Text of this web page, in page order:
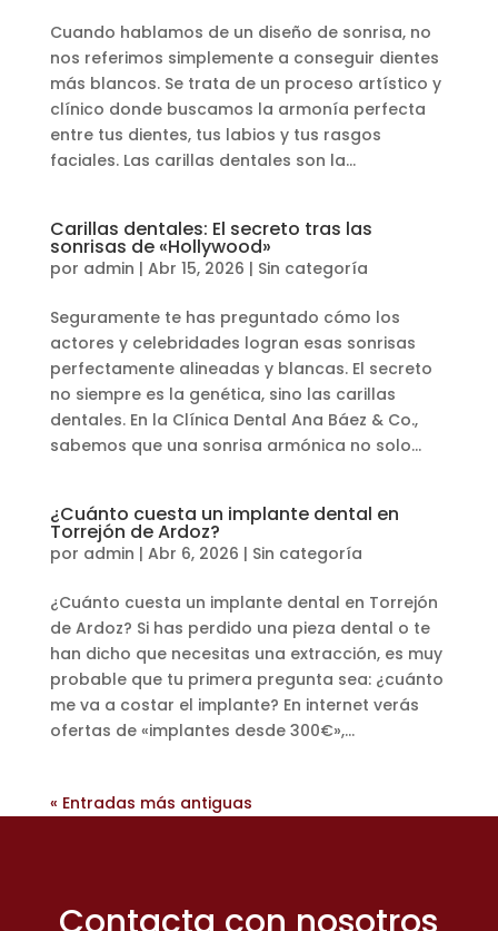
Cuando hablamos de un diseño de sonrisa, no
nos referimos simplemente a conseguir dientes
más blancos. Se trata de un proceso artístico y
clínico donde buscamos la armonía perfecta
entre tus dientes, tus labios y tus rasgos
faciales. Las carillas dentales son la...
Carillas dentales: El secreto tras las
sonrisas de «Hollywood»
por admin | Abr 15, 2026 | Sin categoría
Seguramente te has preguntado cómo los
actores y celebridades logran esas sonrisas
perfectamente alineadas y blancas. El secreto
no siempre es la genética, sino las carillas
dentales. En la Clínica Dental Ana Báez & Co.,
sabemos que una sonrisa armónica no solo...
¿Cuánto cuesta un implante dental en
Torrejón de Ardoz?
por admin | Abr 6, 2026 | Sin categoría
¿Cuánto cuesta un implante dental en Torrejón
de Ardoz? Si has perdido una pieza dental o te
han dicho que necesitas una extracción, es muy
probable que tu primera pregunta sea: ¿cuánto
me va a costar el implante? En internet verás
ofertas de «implantes desde 300€»,...
« Entradas más antiguas